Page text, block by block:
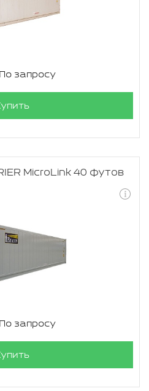
запросу
MicroLink 40 футов
запросу